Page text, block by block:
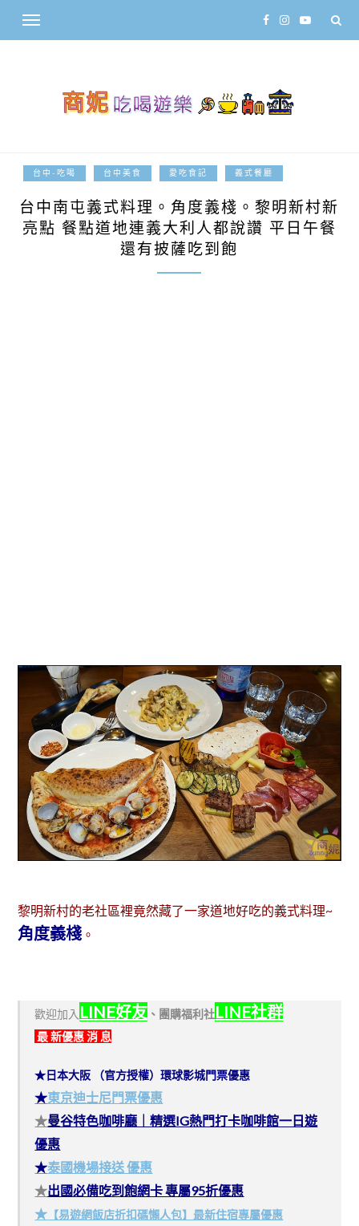
台中-吃喝 台中美食 愛吃食記 義式餐廳
台中南屯義式料理。角度義棧。黎明新村新
亮點 餐點道地連義大利人都說讚 平日午餐
還有披薩吃到飽
黎明新村的老社區裡竟然藏了一家道地好吃的義式料理~
角度義棧 。
歡迎加入 LINE好友 、 團購福利社LINE社群
最 新優惠 消 息
★日本大阪 （官方授權）環球影城門票優惠
★東京迪士尼門票優惠
★曼谷特色咖啡廳｜精選IG熱門打卡咖啡館一日遊
優惠
★泰國機場接送 優惠
★出國必備吃到飽網卡 專屬95折優惠
★ 【易遊網飯店折扣碼懶人包】最新住宿專屬優惠